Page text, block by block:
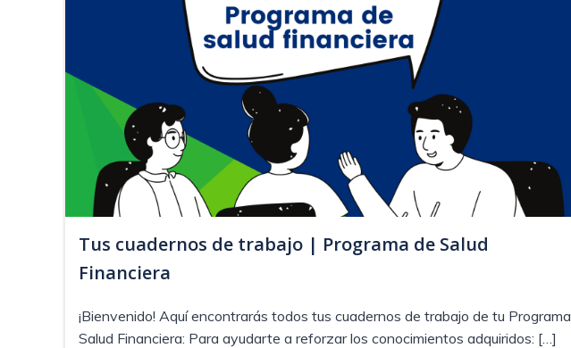
Tus cuadernos de trabajo | Programa de Salud
Financiera
¡Bienvenido! Aquí encontrarás todos tus cuadernos de trabajo de tu Programa
Salud Financiera: Para ayudarte a reforzar los conocimientos adquiridos: […]